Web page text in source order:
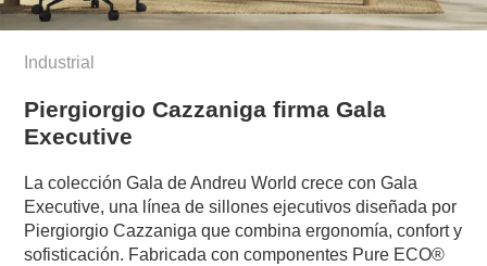
Industrial
Piergiorgio Cazzaniga firma Gala
Executive
La colección Gala de Andreu World crece con Gala
Executive, una línea de sillones ejecutivos diseñada por
Piergiorgio Cazzaniga que combina ergonomía, confort y
sofisticación. Fabricada con componentes Pure ECO®